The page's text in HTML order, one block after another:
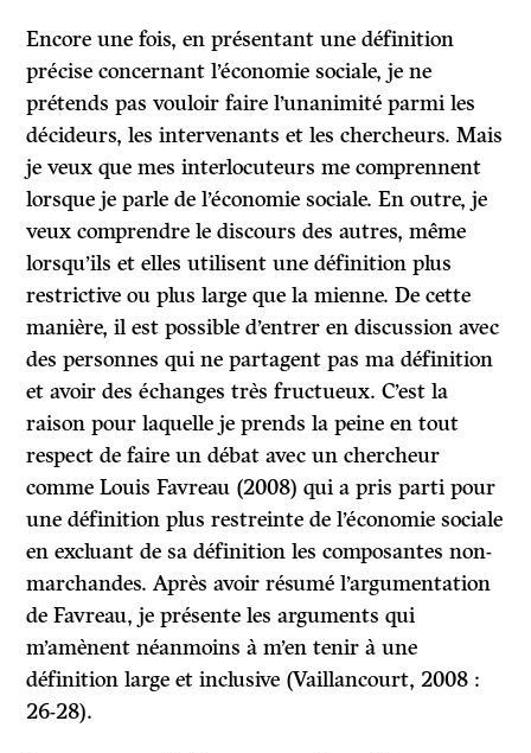
Encore une fois, en présentant une définition
précise concernant l’économie sociale, je ne
prétends pas vouloir faire l’unanimité parmi les
décideurs, les intervenants et les chercheurs. Mais
je veux que mes interlocuteurs me comprennent
lorsque je parle de l’économie sociale. En outre, je
veux comprendre le discours des autres, même
lorsqu’ils et elles utilisent une définition plus
restrictive ou plus large que la mienne. De cette
manière, il est possible d’entrer en discussion avec
des personnes qui ne partagent pas ma définition
et avoir des échanges très fructueux. C’est la
raison pour laquelle je prends la peine en tout
respect de faire un débat avec un chercheur
comme Louis Favreau (2008) qui a pris parti pour
une définition plus restreinte de l’économie sociale
en excluant de sa définition les composantes non-
marchandes. Après avoir résumé l’argumentation
de Favreau, je présente les arguments qui
m’amènent néanmoins à m’en tenir à une
définition large et inclusive (Vaillancourt, 2008 :
26-28).